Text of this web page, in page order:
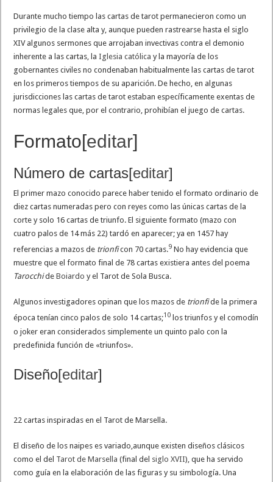
Durante mucho tiempo las cartas de tarot permanecieron como un
privilegio de la clase alta y, aunque pueden rastrearse hasta el siglo
XIV algunos sermones que arrojaban invectivas contra el demonio
inherente a las cartas, laIglesia católica y la mayoría de los
gobernantes civiles no condenaban habitualmente las cartas de tarot
en los primeros tiempos de su aparición. De hecho, en algunas
jurisdicciones las cartas de tarot estaban específicamente exentas de
normas legales que, por el contrario, prohibían el juego de cartas.
Formato[editar]
Número de cartas[editar]
El primer mazo conocido parece haber tenido el formato ordinario de
diez cartas numeradas pero con reyes como las únicas cartas de la
corte y solo 16 cartas de triunfo. El siguiente formato (mazo con
cuatro palos de 14 más 22) tardó en aparecer; ya en 1457 hay
referencias a mazos de trionficon 70 cartas.9 ​ No hay evidencia que
muestre que el formato final de 78 cartas existiera antes del poema
TarocchideBoiardo y el Tarot de Sola Busca.
Algunos investigadores opinan que los mazos de trionfide la primera
época tenían cinco palos de solo 14 cartas;10 ​ los triunfos y el comodín
o joker eran considerados simplemente un quinto palo con la
predefinida función de «triunfos».
Diseño[editar]
22 cartas inspiradas en el Tarot de Marsella.
El diseño de los naipes es variado,aunque existen diseños clásicos
como el del Tarot de Marsella (final del siglo XVII), que ha servido
como guía en la elaboración de las figuras y su simbología. Una